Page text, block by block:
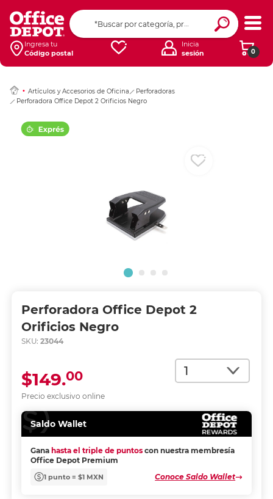
Ingresa tu
Código postal
0
Inicia
sesión
Artículos y Accesorios de Oficina
Perforadoras
Perforadora Office Depot 2 Orificios Negro
Perforadora Office Depot 2
Orificios Negro
SKU: 23044
Cantidad
Precio exclusivo online
$149.00
Saldo Wallet
Gana hasta el triple de puntos con nuestra membresía
Office Depot Premium
1 punto = $1 MXN Conoce Saldo Wallet
Ingresar Codigo